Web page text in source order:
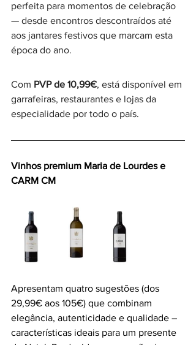
perfeita para momentos de celebração
— desde encontros descontraídos até
aos jantares festivos que marcam esta
época do ano.
Com PVP de 10,99€, está disponível em
garrafeiras, restaurantes e lojas da
especialidade por todo o país.
Vinhos premium Maria de Lourdes e
CARM CM
Apresentam quatro sugestões (dos
29,99€ aos 105€) que combinam
elegância, autenticidade e qualidade –
características ideais para um presente